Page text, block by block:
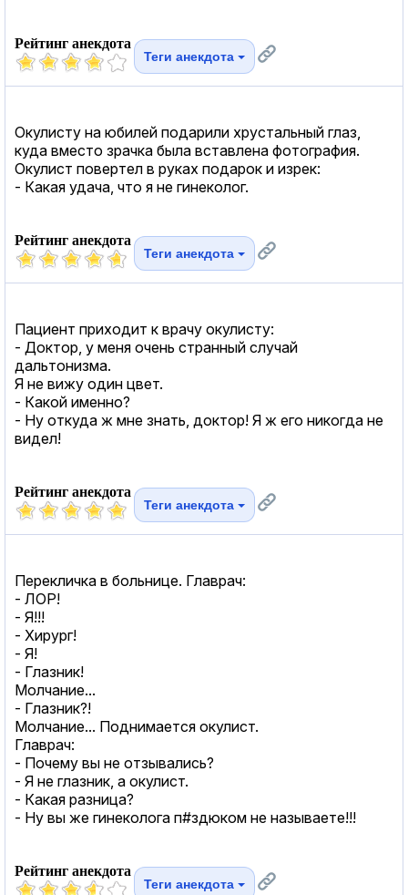
Рейтинг анекдота
Теги анекдота
Окулисту на юбилей подарили хрустальный глаз,
куда вместо зрачка была вставлена фотография.
Окулист повертел в руках подарок и изрек:
- Какая удача, что я не гинеколог.
Рейтинг анекдота
Теги анекдота
Пациент приходит к врачу окулисту:
- Доктор, у меня очень странный случай
дальтонизма.
Я не вижу один цвет.
- Какой именно?
- Hу откуда ж мне знать, доктор! Я ж его никогда не
видел!
Рейтинг анекдота
Теги анекдота
Перекличка в больнице. Главрач:
- ЛОР!
- Я!!!
- Хирург!
- Я!
- Глазник!
Молчание...
- Глазник?!
Молчание... Поднимается окулист.
Главрач:
- Почему вы не отзывались?
- Я не глазник, а окулист.
- Какая разница?
- Ну вы же гинеколога п#здюком не называете!!!
Рейтинг анекдота
Теги анекдота